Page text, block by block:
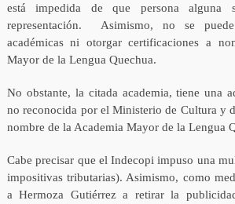
está impedida de que persona alguna
representación. Asimismo, no se
académicas ni otorgar certificaciones a
Mayor de la Lengua Quechua.
No obstante, la citada academia, tiene una
no reconocida por el Ministerio de Cultura y
nombre de la Academia Mayor de la Lengua
Cabe precisar que el Indecopi impuso una
impositivas tributarias). Asimismo, como
a Hermoza Gutiérrez a retirar la